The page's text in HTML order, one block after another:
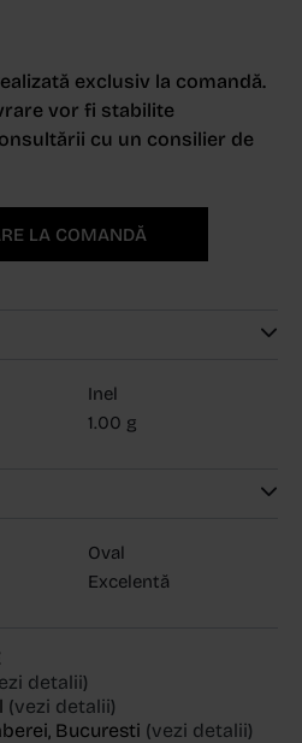
exclusiv la comandă.
vor fi stabilite
cu un consilier de
LA COMANDĂ
Inel
1.00 g
Oval
Excelentă
detalii)
(vezi detalii)
Bucuresti (vezi detalii)